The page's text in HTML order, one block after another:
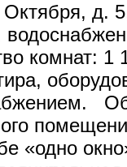
д.
комнат: 1
«одно